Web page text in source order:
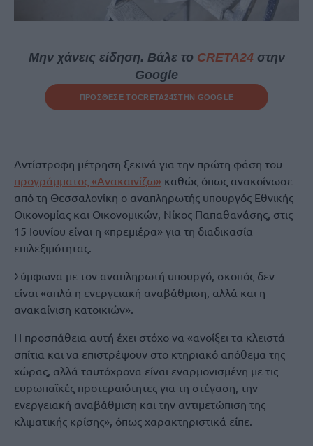
Μην χάνεις είδηση. Βάλε το CRETA24στην
Google
ΠΡΟΣΘΕΣΕ ΤΟCRETA24ΣΤΗΝ GOOGLE
Αντίστροφη μέτρηση ξεκινά για την πρώτη φάση του
προγράμματος «Ανακαινίζω» καθώς όπως ανακοίνωσε
από τη Θεσσαλονίκη ο αναπληρωτής υπουργός Εθνικής
Οικονομίας και Οικονομικών, Νίκος Παπαθανάσης, στις
15 Ιουνίου είναι η «πρεμιέρα» για τη διαδικασία
επιλεξιμότητας.
Σύμφωνα με τον αναπληρωτή υπουργό, σκοπός δεν
είναι «απλά η ενεργειακή αναβάθμιση, αλλά και η
ανακαίνιση κατοικιών».
Η προσπάθεια αυτή έχει στόχο να «ανοίξει τα κλειστά
σπίτια και να επιστρέψουν στο κτηριακό απόθεμα της
χώρας, αλλά ταυτόχρονα είναι εναρμονισμένη με τις
ευρωπαϊκές προτεραιότητες για τη στέγαση, την
ενεργειακή αναβάθμιση και την αντιμετώπιση της
κλιματικής κρίσης», όπως χαρακτηριστικά είπε.